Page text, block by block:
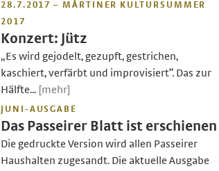
28.7.2017 – MÅRTINER KULTURSUMMER
2017
Konzert: Jütz
„Es wird gejodelt, gezupft, gestrichen,
kaschiert, verfärbt und improvisiert“. Das zur
Hälfte... [mehr]
JUNI-AUSGABE
Das Passeirer Blatt ist erschienen
Die gedruckte Version wird allen Passeirer
Haushalten zugesandt. Die aktuelle Ausgabe